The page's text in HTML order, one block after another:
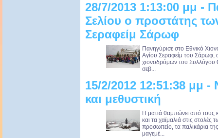
28/7/2013 1:13:00 μμ -
Σελίου ο προστάτης
Σεραφείμ Σάρωφ
Πανηγύρισε στο Εθνικό
Αγίου Σεραφείμ του Σάρωφ,
χιονοδρόμων του Συλλόγου
σεβ...
15/2/2012 12:51:38 μμ
και μεθυστική
Η ματιά θαμπώνει από τους
και τα χαϊμαλιά στις
προσωπείο, τα παλικάρια
μαγεμέ...